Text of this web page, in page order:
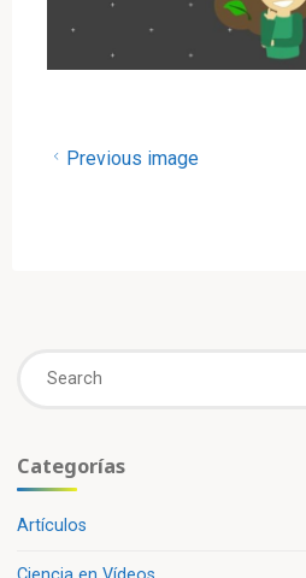
Previous image
Categorías
Artículos